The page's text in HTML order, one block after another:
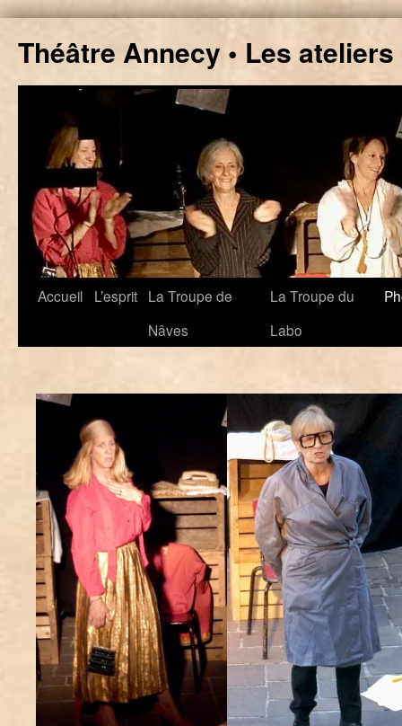
au
contenu
Théâtre Annecy • Les ateliers
Accueil L’esprit La Troupe de
Nâves
La Troupe du
Labo